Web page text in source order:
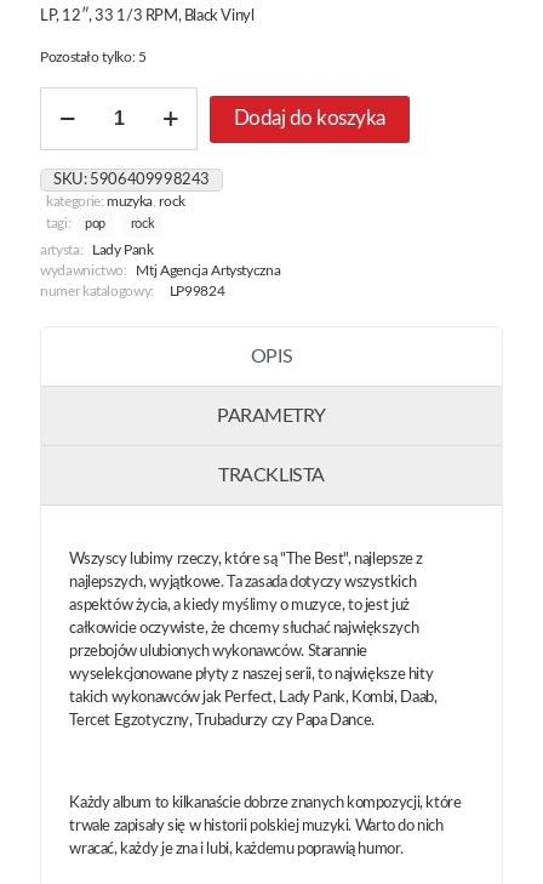
LP, 12″, 33 1/3 RPM, Black Vinyl
Pozostało tylko: 5
Zamki
Piasku
-
Dodaj do koszyka
SKU: 5906409998243
kategorie:muzyka,rock
tagi:
pop rock
artysta:
Lady Pank
wydawnictwo:
Mtj Agencja Artystyczna
numer katalogowy:
LP99824
OPIS
PARAMETRY
TRACKLISTA
Wszyscy lubimy rzeczy, które są "The Best", najlepsze z
najlepszych, wyjątkowe. Ta zasada dotyczy wszystkich
aspektów życia, a kiedy myślimy o muzyce, to jest już
całkowicie oczywiste, że chcemy słuchać największych
przebojów ulubionych wykonawców. Starannie
wyselekcjonowane płyty z naszej serii, to największe hity
takich wykonawców jak Perfect, Lady Pank, Kombi, Daab,
Tercet Egzotyczny, Trubadurzy czy Papa Dance.
Każdy album to kilkanaście dobrze znanych kompozycji, które
trwale zapisały się w historii polskiej muzyki. Warto do nich
wracać, każdy je zna i lubi, każdemu poprawią humor.